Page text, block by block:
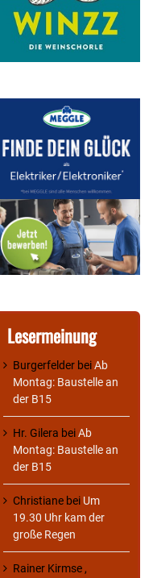
Lesermeinung
Burgerfelder beiAb
Montag: Baustelle an
der B15
Hr. Gilera beiAb
Montag: Baustelle an
der B15
Christiane bei Um
19.30 Uhr kam der
große Regen
Rainer Kirmse ,